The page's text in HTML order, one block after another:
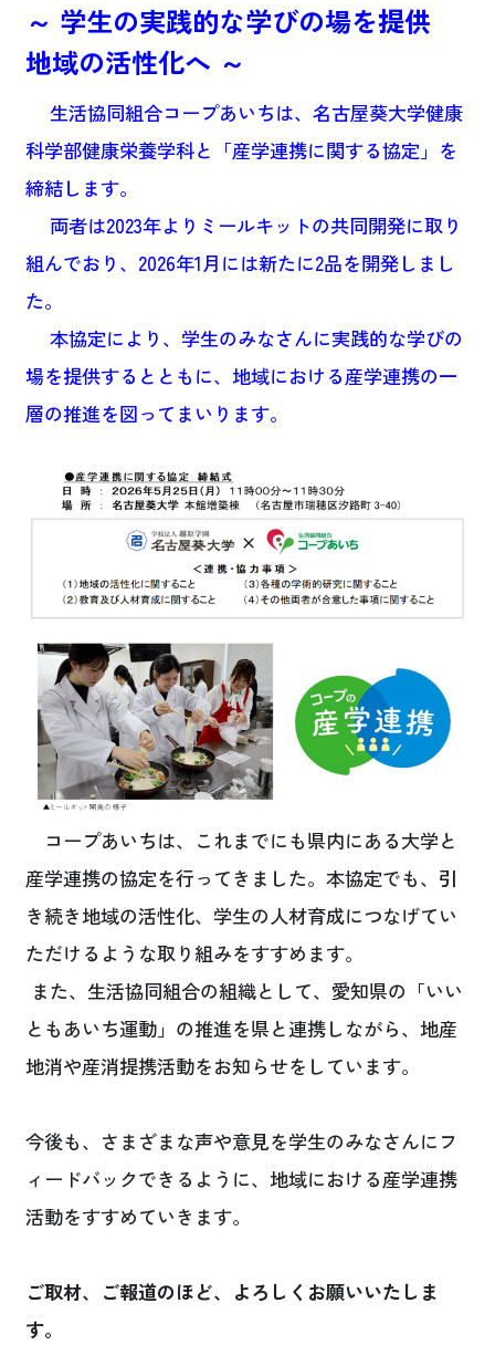
e-フレンズ
よくあるご質問
採用情報
～ 学生の実践的な学びの場を提供
地域の活性化へ ～
生活協同組合コープあいちは、名古屋葵大学健康
科学部健康栄養学科と「産学連携に関する協定」を
締結します。
両者は2023年よりミールキットの共同開発に取り
組んでおり、2026年1月には新たに2品を開発しまし
た。
本協定により、学生のみなさんに実践的な学びの
場を提供するとともに、地域における産学連携の一
層の推進を図ってまいります。
コープあいちは、これまでにも県内にある大学と
産学連携の協定を行ってきました。本協定でも、引
き続き地域の活性化、学生の人材育成につなげてい
ただけるよ うな取り組みをすすめます。
また、生活協同組合の組織として、愛知県の「いい
ともあいち運動」の推進を県と連携しながら、地産
地消や産消提携活動をお知らせをしています。
今後も、さまざまな声や意見を学生のみなさんにフ
ィードバックできるように、地域における産学連携
活動をすすめていきます。
ご取材、ご報道のほど、よろしくお願いいたしま
す。